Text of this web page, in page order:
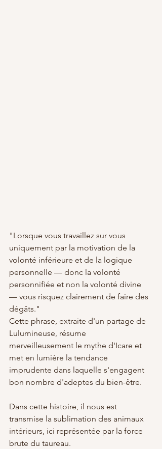
"Lorsque vous travaillez sur vous
uniquement par la motivation de la
volonté inférieure et de la logique
personnelle — donc la volonté
personnifiée et non la volonté divine
— vous risquez clairement de faire des
dégâts."
Cette phrase, extraite d'un partage de
Lulumineuse, résume
merveilleusement le mythe d'Icare et
met en lumière la tendance
imprudente dans laquelle s'engagent
bon nombre d'adeptes du bien-être.
Dans cette histoire, il nous est
transmise la sublimation des animaux
intérieurs, ici représentée par la force
brute du taureau.